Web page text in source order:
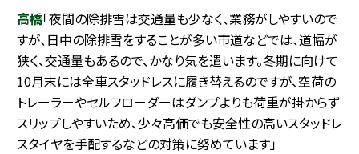
高橋「夜間の除排雪は交通量も少なく、業務がしやすいので
すが、日中の除排雪をすることが多い市道などでは、道幅が
狭く、交通量もあるので、かなり気を遣います。冬期に向けて
10月末には全車スタッドレスに履き替えるのですが、空荷の
トレーラーやセルフローダーはダンプよりも荷重が掛からず
スリップしやすいため、少々高価でも安全性の高いスタッドレ
スタイヤを手配するなどの対策に努めています」